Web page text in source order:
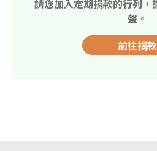
請您加入定期捐款的行列，
聲。
前往捐款